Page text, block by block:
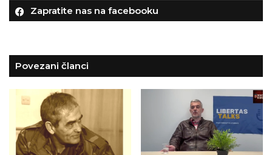
Zapratite nas na facebooku
Povezani članci